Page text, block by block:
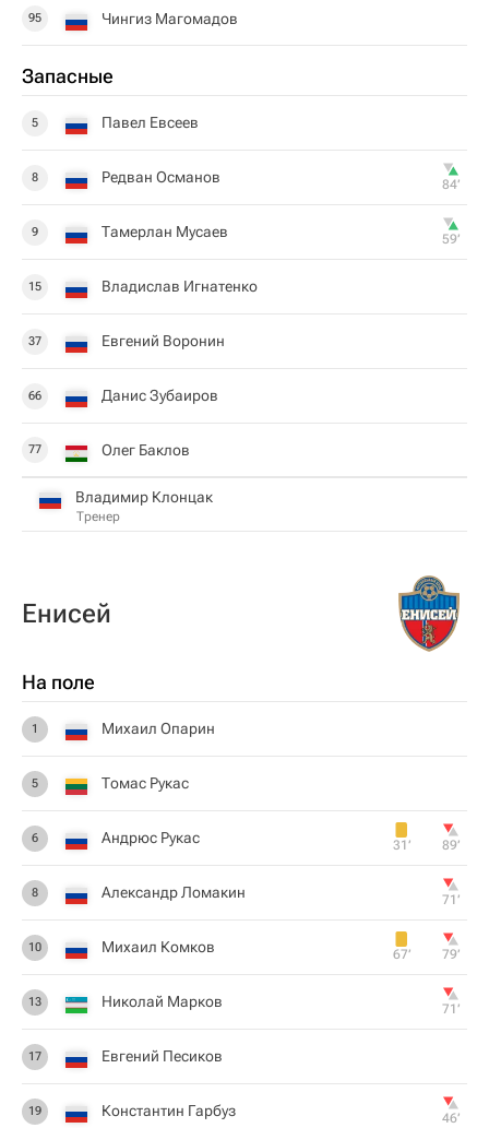
95 Чингиз Магомадов
Запасные
5 Павел Евсеев
8 Редван Османов 84‎’‎
9 Тамерлан Мусаев 59‎’‎
15 Владислав Игнатенко
37 Евгений Воронин
66 Данис Зубаиров
77 Олег Баклов
Владимир Клонцак
Тренер
Енисей
На поле
1 Михаил Опарин
5 Томас Рукас
6 Андрюс Рукас 31‎’‎ 89‎’‎
8 Александр Ломакин 71‎’‎
10 Михаил Комков 67‎’‎ 79‎’‎
13 Николай Марков 71‎’‎
17 Евгений Песиков
19 Константин Гарбуз 46‎’‎